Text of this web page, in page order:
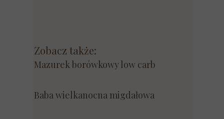
Zobacz także:
Mazurek borówkowy low carb
Baba wielkanocna migdałowa